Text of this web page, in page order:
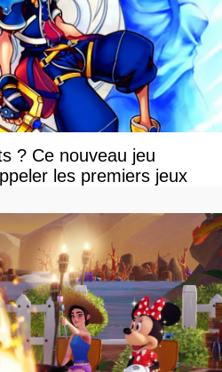
? Ce nouveau jeu
les premiers jeux